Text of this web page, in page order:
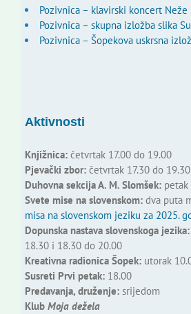
Pozivnica – klavirski koncert Neže
Pozivnica – skupna izložba slika
Pozivnica – Šopekova uskrsna
Aktivnosti
Knjižnica:četvrtak 17.00 do 19.00
Pjevački zbor:četvrtak 17.30 do 19.30
Duhovna sekcija A. M. Slomšek:petak
Svete mise na slovenskom:dva puta
misa na slovenskom jeziku za 2025.
Dopunska nastava slovenskoga jezika:
18.30 i 18.30 do 20.00
Kreativna radionica Šopek:utorak
Susreti Prvi petak:18.00
Predavanja, druženje:srijedom
Klub Moja dežela